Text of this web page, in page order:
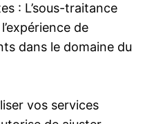
: L’sous-traitance
de
dans le domaine du
vos services